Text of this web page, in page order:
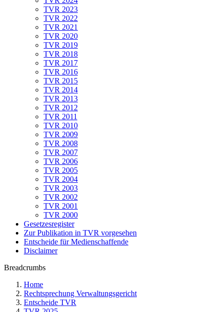
TVR 2023
TVR 2022
TVR 2021
TVR 2020
TVR 2019
TVR 2018
TVR 2017
TVR 2016
TVR 2015
TVR 2014
TVR 2013
TVR 2012
TVR 2011
TVR 2010
TVR 2009
TVR 2008
TVR 2007
TVR 2006
TVR 2005
TVR 2004
TVR 2003
TVR 2002
TVR 2001
TVR 2000
Gesetzesregister
Zur Publikation in TVR vorgesehen
Entscheide für Medienschaffende
Disclaimer
Breadcrumbs
Home
Rechtsprechung Verwaltungsgericht
Entscheide TVR